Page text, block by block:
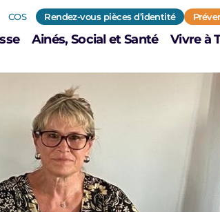
Ainés, Social et Santé Vivre à
COS Rendez-vous pièces d’identité